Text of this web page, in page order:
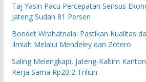
Taj Yasin Pacu Percepatan Sensus
Jateng Sudah 81 Persen
Bondet Wrahatnala: Pastikan Kualitas
Ilmiah Melalui Mendeley dan Zotero
Saling Melengkapi, Jateng-Kaltim
Kerja Sama Rp20,2 Triliun